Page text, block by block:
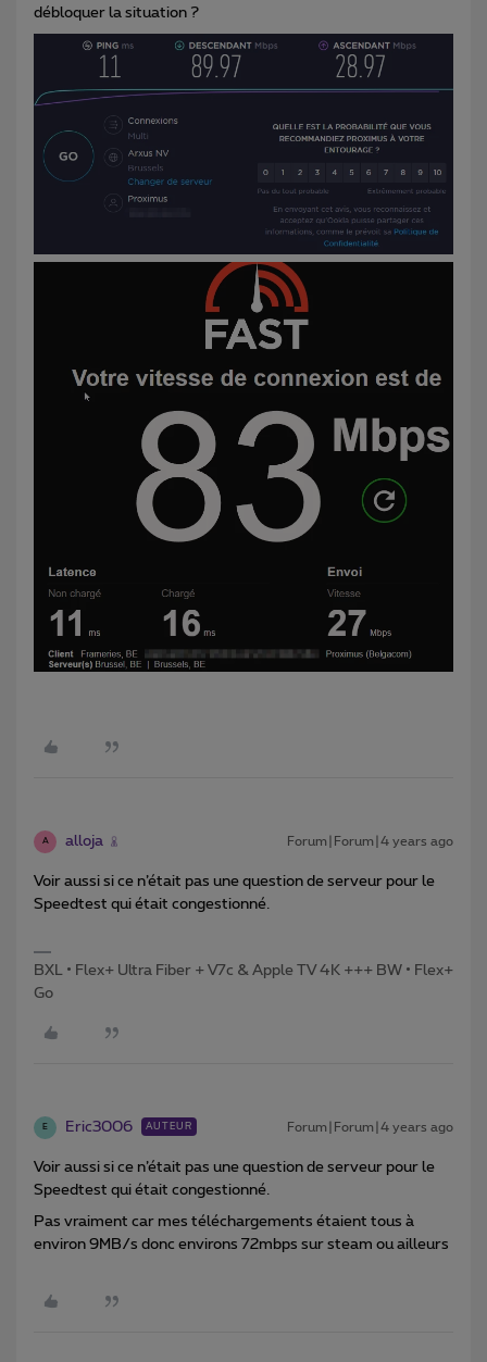
débloquer la situation ?
A alloja Forum|Forum|4 years ago
Voir aussi si ce n’était pas une question de serveur pour le
Speedtest qui était congestionné.
BXL • Flex+ Ultra Fiber + V7c & Apple TV 4K +++ BW • Flex+
Go
E Eric3006 AUTEUR Forum|Forum|4 years ago
Voir aussi si ce n’était pas une question de serveur pour le
Speedtest qui était congestionné.
Pas vraiment car mes téléchargements étaient tous à
environ 9MB/s donc environs 72mbps sur steam ou ailleurs